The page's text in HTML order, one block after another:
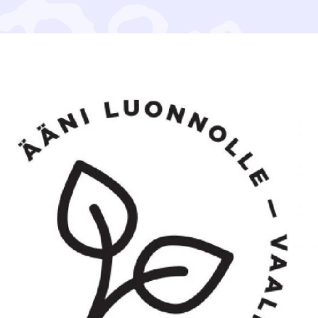
Lajeistamme 2 667 arvioitiin uhanalaisiksi,